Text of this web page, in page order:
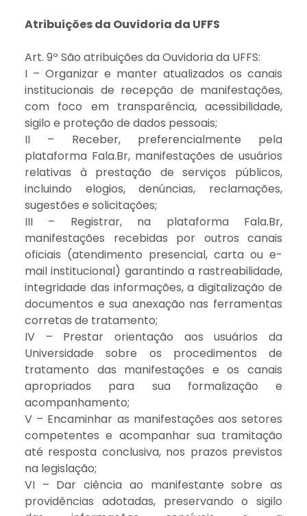
Atribuições da Ouvidoria da UFFS
Art. 9º São atribuições da Ouvidoria da UFFS:
I – Organizar e manter atualizados os canais
institucionais de recepção de manifestações,
com foco em transparência, acessibilidade,
sigilo e proteção de dados pessoais;
II – Receber, preferencialmente pela
plataforma Fala.Br, manifestações de usuários
relativas à prestação de serviços públicos,
incluindo elogios, denúncias, reclamações,
sugestões e solicitações;
III – Registrar, na plataforma Fala.Br,
manifestações recebidas por outros canais
oficiais (atendimento presencial, carta ou e-
mail institucional) garantindo a rastreabilidade,
integridade das informações, a digitalização de
documentos e sua anexação nas ferramentas
corretas de tratamento;
IV – Prestar orientação aos usuários da
Universidade sobre os procedimentos de
tratamento das manifestações e os canais
apropriados para sua formalização e
acompanhamento;
V – Encaminhar as manifestações aos setores
competentes e acompanhar sua tramitação
até resposta conclusiva, nos prazos previstos
na legislação;
VI – Dar ciência ao manifestante sobre as
providências adotadas, preservando o sigilo